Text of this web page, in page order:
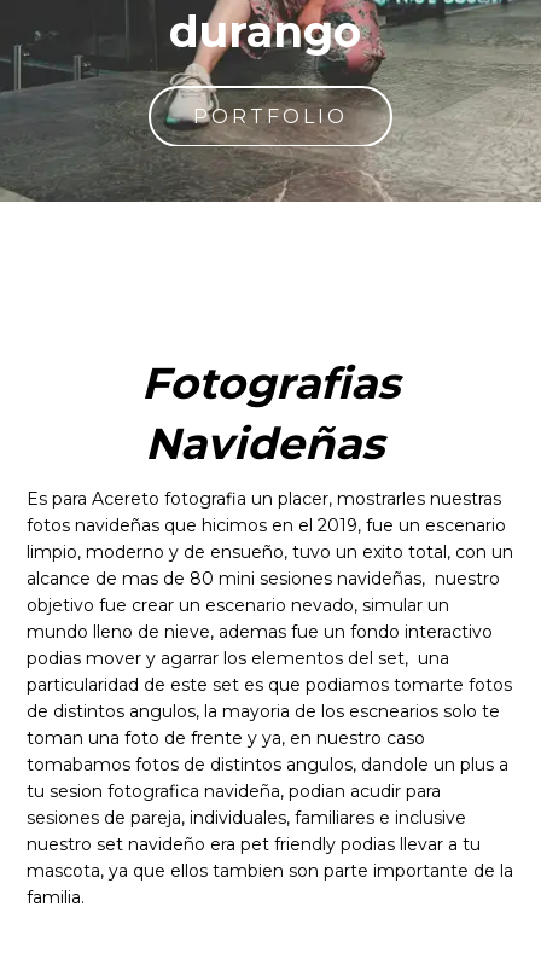
durango
PORTFOLIO
Fotografias
Navideñas
Es para Acereto fotografia un placer, mostrarles nuestras
fotos navideñas que hicimos en el 2019, fue un escenario
limpio, moderno y de ensueño, tuvo un exito total, con un
alcance de mas de 80 mini sesiones navideñas, nuestro
objetivo fue crear un escenario nevado, simular un
mundo lleno de nieve, ademas fue un fondo interactivo
podias mover y agarrar los elementos del set, una
particularidad de este set es que podiamos tomarte fotos
de distintos angulos, la mayoria de los escnearios solo te
toman una foto de frente y ya, en nuestro caso
tomabamos fotos de distintos angulos, dandole un plus a
tu sesion fotografica navideña, podian acudir para
sesiones de pareja, individuales, familiares e inclusive
nuestro set navideño era pet friendly podias llevar a tu
mascota, ya que ellos tambien son parte importante de la
familia.